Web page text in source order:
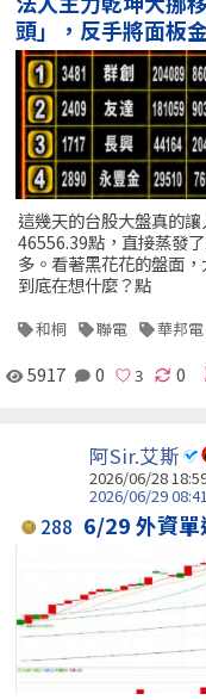
頭」，反手將面板
這幾天的台股大盤真的
46556.39點，直接蒸發
多。看著黑花花的盤面
到底在想什麼？點
和桐 聯電 華邦電
5917 0 0
阿Sir.艾斯
2026/06/28
2026/06/29
288 6/29 外資單